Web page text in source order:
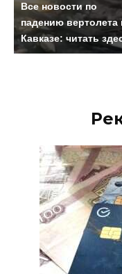
Все новости по
падению вертолета
Кавказе: читать